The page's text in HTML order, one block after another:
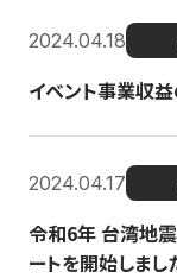
2024.04.18
イベント事業収
2024.04.17
令和6年 台湾地
ートを開始しまし